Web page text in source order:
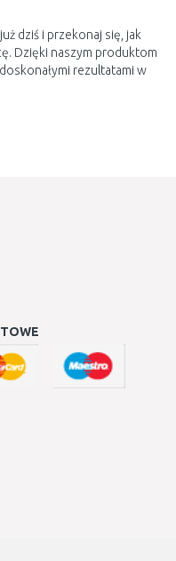
już dziś i przekonaj się, jak
Dzięki naszym produktom
doskonałymi rezultatami w